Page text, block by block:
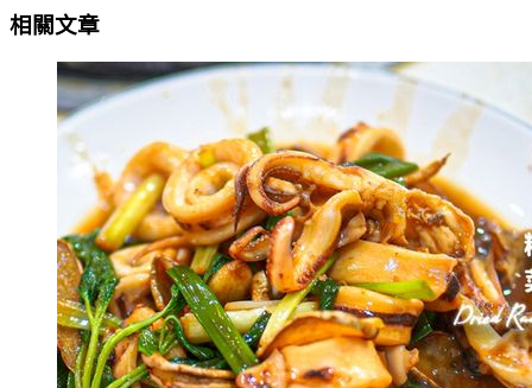
相關文章